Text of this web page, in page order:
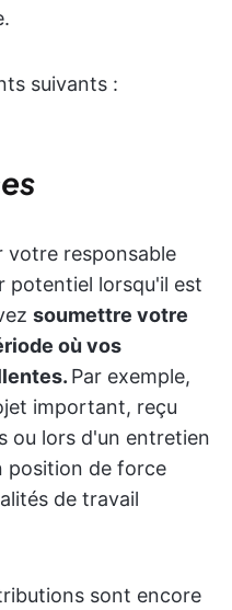
suivants :
votre responsable
potentiel lorsqu'il est
soumettre votre
où vos
Par exemple,
important, reçu
ou lors d'un entretien
position de force
de travail
sont encore